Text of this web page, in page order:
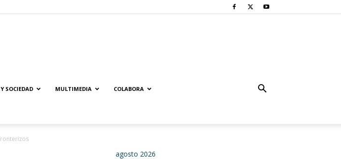
SOCIEDAD MULTIMEDIA COLABORA
agosto 2026